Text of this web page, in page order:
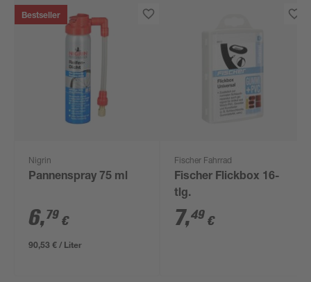
Bestseller
Nigrin
Pannenspray 75 ml
6,79 €
90,53 € / Liter
Fischer Fahrrad
Fischer Flickbox 16-
tlg.
7,49 €